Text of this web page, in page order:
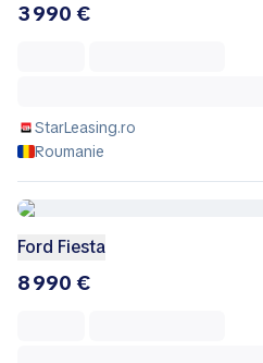
3 990 €
StarLeasing.ro
Roumanie
Ford Fiesta
8 990 €